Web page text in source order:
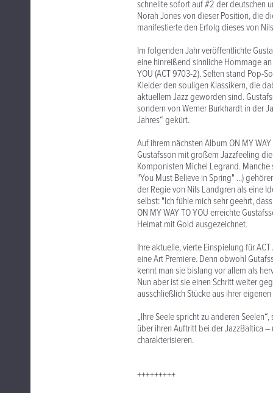
schnellte sofort auf #2 der deutschen
Norah Jones von dieser Position, die
manifestierte den Erfolg dieses von
Im folgenden Jahr veröffentlichte
eine hinreißend sinnliche Hommage
YOU (ACT 9703-2). Selten stand Pop-
Kleider den souligen Klassikern, die
aktuellem Jazz geworden sind.
sondern von Werner Burkhardt in der
Jahres“ gekürt.
Auf ihrem nächsten Album ON MY
Gustafsson mit großem Jazzfeeling
Komponisten Michel Legrand.
"You Must Believe in Spring" ...)
der Regie von Nils Landgren als eine
selbst: "Ich fühle mich sehr geehrt,
ON MY WAY TO YOU erreichte
Heimat mit Gold ausgezeichnet.
Ihre aktuelle, vierte Einspielung für
eine Art Premiere. Denn obwohl
kennt man sie bislang vor allem als
Nun aber ist sie einen Schritt weiter
ausschließlich Stücke aus ihrer
„Ihre Seele spricht zu anderen
über ihren Auftritt bei der JazzBaltica
charakterisieren.
+++++++++